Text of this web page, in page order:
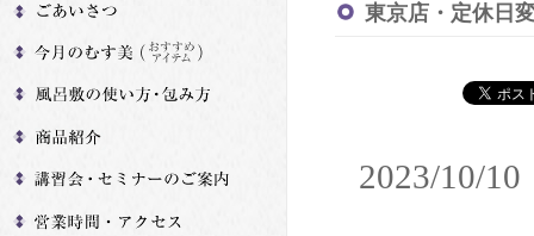
東京店・定休日
2023/10/10